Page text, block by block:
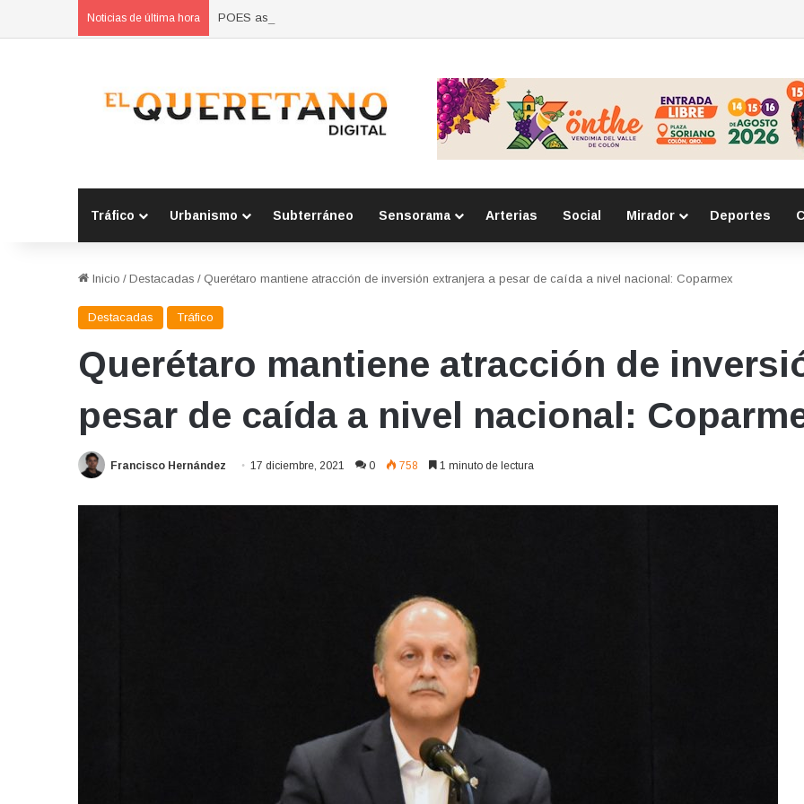
Noticias de última hora POES asegura vehículo relacionado con robos a comercio con violencia en Querétaro y Guanajuato; hay
Tráfico Urbanismo Subterráneo Sensorama Arterias Social Mirador Deportes
Inicio / Destacadas / Querétaro mantiene atracción de inversión extranjera a pesar de caída a nivel nacional: Coparmex
Destacadas Tráfico
Querétaro mantiene atracción de
pesar de caída a nivel nacional:
Francisco Hernández 17 diciembre, 2021 0 758 1 minuto de lectura